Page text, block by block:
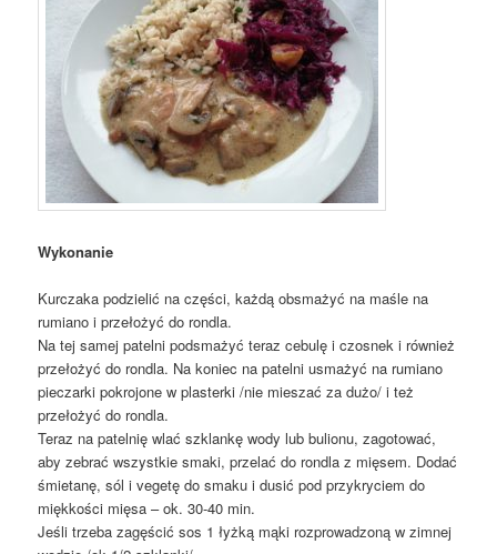
Wykonanie
Kurczaka podzielić na części, każdą obsmażyć na maśle na
rumiano i przełożyć do rondla.
Na tej samej patelni podsmażyć teraz cebulę i czosnek i również
przełożyć do rondla. Na koniec na patelni usmażyć na rumiano
pieczarki pokrojone w plasterki /nie mieszać za dużo/ i też
przełożyć do rondla.
Teraz na patelnię wlać szklankę wody lub bulionu, zagotować,
aby zebrać wszystkie smaki, przelać do rondla z mięsem. Dodać
śmietanę, sól i vegetę do smaku i dusić pod przykryciem do
miękkości mięsa – ok. 30-40 min.
Jeśli trzeba zagęścić sos 1 łyżką mąki rozprowadzoną w zimnej